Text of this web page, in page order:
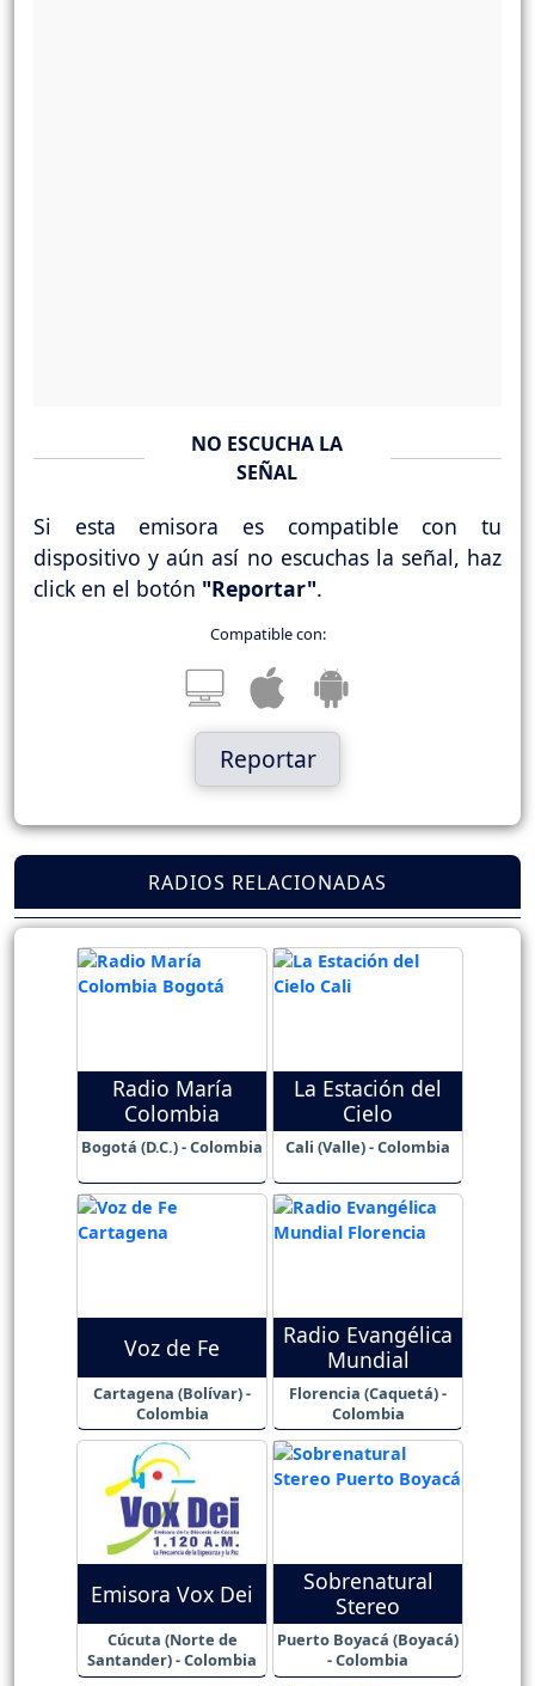
NO ESCUCHA LA
SEÑAL
Si esta emisora es compatible con tu
dispositivo y aún así no escuchas la señal, haz
click en el botón "Reportar".
Compatible con:
Reportar
RADIOS RELACIONADAS
Radio María
Colombia
Bogotá (D.C.) - Colombia
La Estación del
Cielo
Cali (Valle) - Colombia
Voz de Fe
Cartagena (Bolívar) -
Colombia
Radio Evangélica
Mundial
Florencia (Caquetá) -
Colombia
Emisora Vox Dei
Cúcuta (Norte de
Santander) - Colombia
Sobrenatural
Stereo
Puerto Boyacá (Boyacá)
- Colombia